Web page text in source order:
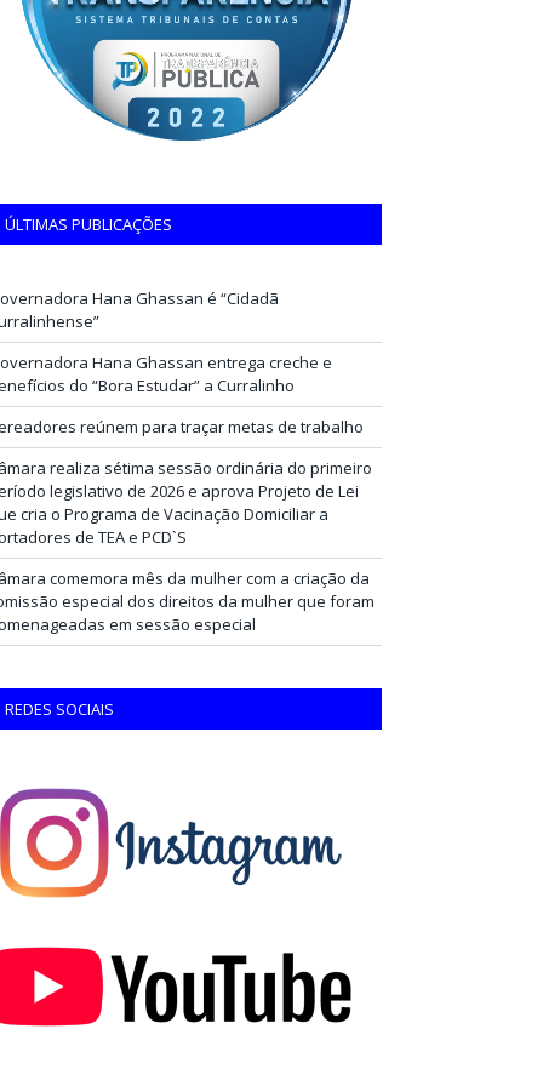
ÚLTIMAS PUBLICAÇÕES
Hana Ghassan é “Cidadã
Hana Ghassan entrega creche e
do “Bora Estudar” a Curralinho
reúnem para traçar metas de trabalho
realiza sétima sessão ordinária do primeiro
legislativo de 2026 e aprova Projeto de Lei
cria o Programa de Vacinação Domiciliar a
de TEA e PCD`S
comemora mês da mulher com a criação da
especial dos direitos da mulher que foram
em sessão especial
REDES SOCIAIS